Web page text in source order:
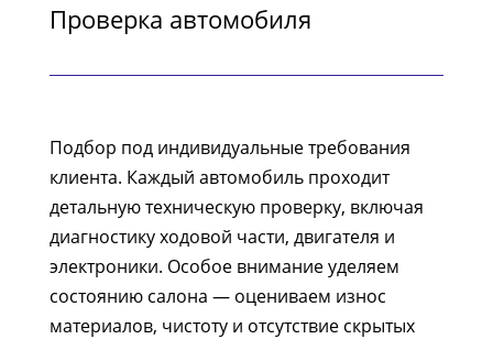
Проверка автомобиля
Подбор под индивидуальные требования
клиента. Каждый автомобиль проходит
детальную техническую проверку, включая
диагностику ходовой части, двигателя и
электроники. Особое внимание уделяем
состоянию салона — оцениваем износ
материалов, чистоту и отсутствие скрытых